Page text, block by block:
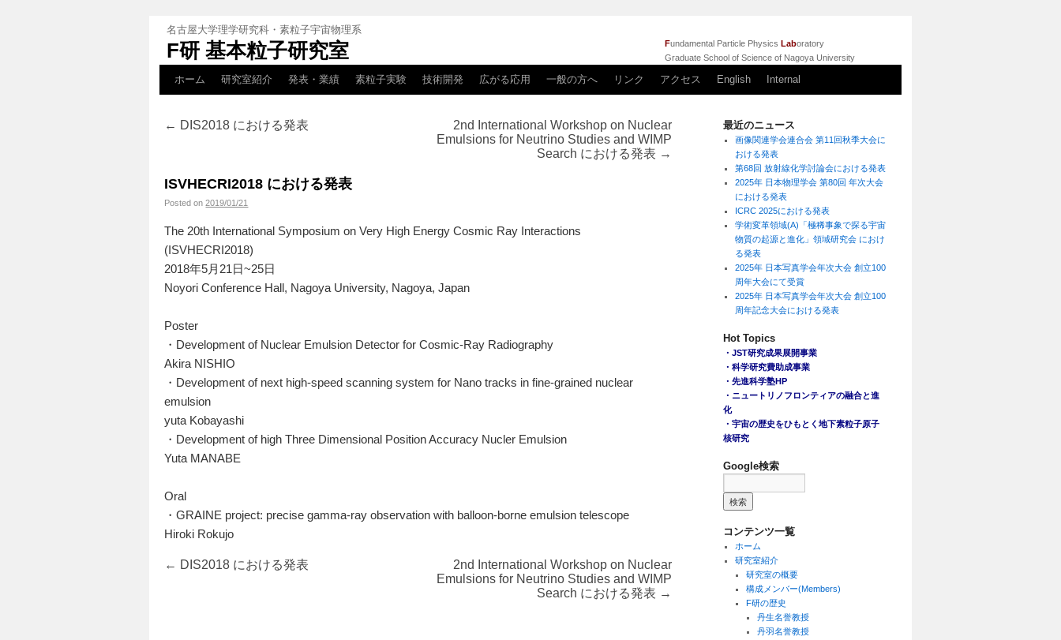
名古屋大学理学研究科・素粒子宇宙物理系
F研 基本粒子研究室 Fundamental Particle Physics Laboratory
Graduate School of Science of Nagoya University
ホーム 研究室紹介 発表・業績 素粒子実験 技術開発 広がる応用 一般の方へ リンク アクセス English Internal
← DIS2018 における発表
2nd International Workshop on Nuclear
Emulsions for Neutrino Studies and WIMP
Search における発表 →
ISVHECRI2018 における発表
Posted on 2019/01/21
The 20th International Symposium on Very High Energy Cosmic Ray Interactions
(ISVHECRI2018)
2018年5月21日~25日
Noyori Conference Hall, Nagoya University, Nagoya, Japan
Poster
・Development of Nuclear Emulsion Detector for Cosmic-Ray Radiography
Akira NISHIO
・Development of next high-speed scanning system for Nano tracks in fine-grained nuclear
emulsion
yuta Kobayashi
・Development of high Three Dimensional Position Accuracy Nucler Emulsion
Yuta MANABE
Oral
・GRAINE project: precise gamma-ray observation with balloon-borne emulsion telescope
Hiroki Rokujo
← DIS2018 における発表
2nd International Workshop on Nuclear
Emulsions for Neutrino Studies and WIMP
Search における発表 →
最近のニュース
画像関連学会連合会 第11回秋季大会に
おける発表
第68回 放射線化学討論会における発表
2025年 日本物理学会 第80回 年次大会
における発表
ICRC 2025における発表
学術変革領域(A)「極稀事象で探る宇宙
物質の起源と進化」領域研究会 におけ
る発表
2025年 日本写真学会年次大会 創立100
周年大会にて受賞
2025年 日本写真学会年次大会 創立100
周年記念大会における発表
Hot Topics
・JST研究成果展開事業
・科学研究費助成事業
・先進科学塾HP
・ニュートリノフロンティアの融合と進
化
・宇宙の歴史をひもとく地下素粒子原子
核研究
Google検索
コンテンツ一覧
ホーム
研究室紹介
研究室の概要
構成メンバー(Members)
F研の歴史
丹生名誉教授
丹羽名誉教授